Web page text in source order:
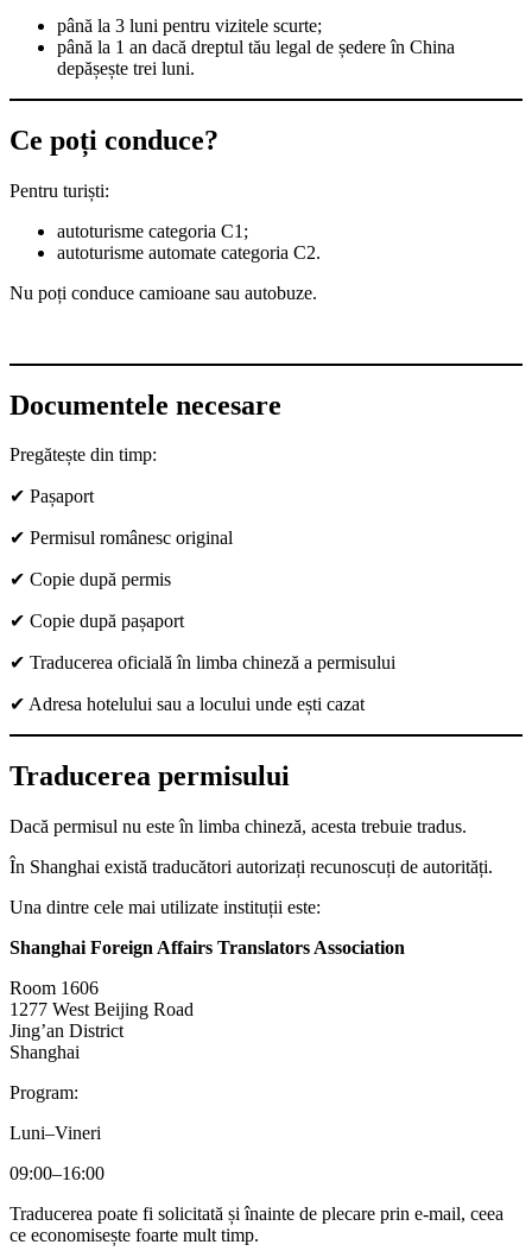
până la 3 luni pentru vizitele scurte;
până la 1 an dacă dreptul tău legal de ședere în China
depășește trei luni.
Ce poți conduce?
Pentru turiști:
autoturisme categoria C1;
autoturisme automate categoria C2.
Nu poți conduce camioane sau autobuze.
Documentele necesare
Pregătește din timp:
✔ Pașaport
✔ Permisul românesc original
✔ Copie după permis
✔ Copie după pașaport
✔ Traducerea oficială în limba chineză a permisului
✔ Adresa hotelului sau a locului unde ești cazat
Traducerea permisului
Dacă permisul nu este în limba chineză, acesta trebuie tradus.
În Shanghai există traducători autorizați recunoscuți de autorități.
Una dintre cele mai utilizate instituții este:
Shanghai Foreign Affairs Translators Association
Room 1606
1277 West Beijing Road
Jing’an District
Shanghai
Program:
Luni–Vineri
09:00–16:00
Traducerea poate fi solicitată și înainte de plecare prin e-mail, ceea
ce economisește foarte mult timp.